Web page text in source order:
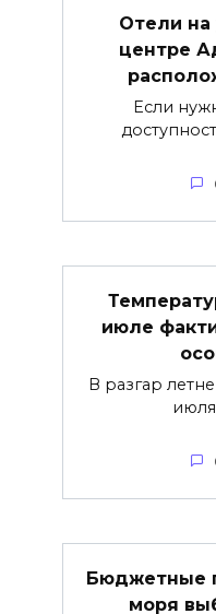
Отели на
центре
Если
июле
В разгар
Бюджетные
моря